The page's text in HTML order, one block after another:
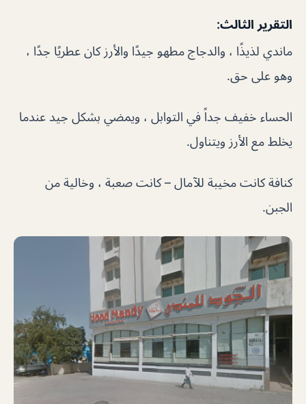
التقرير الثالث:
ماندي لذيذًا ، والدجاج مطهو جيدًا والأرز كان عطريًا جدًا ،
وهو على حق.
الحساء خفيف جداً في التوابل ، ويمضي بشكل جيد عندما
يخلط مع الأرز ويتناول.
كنافة كانت مخيبة للآمال – كانت صعبة ، وخالية من
الجبن.